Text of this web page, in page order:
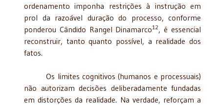
ordenamento imponha restrições à instrução em
prol da razoável duração do processo, conforme
ponderou Cândido Rangel Dinamarco12, é essencial
reconstruir, tanto quanto possível, a realidade dos
fatos.
Os limites cognitivos (humanos e processuais)
não autorizam decisões deliberadamente fundadas
em distorções da realidade. Na verdade, reforçam a